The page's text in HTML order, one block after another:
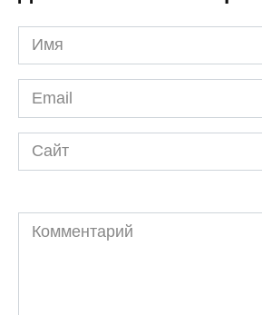
Имя
*
Email
*
Сайт
Комментарий